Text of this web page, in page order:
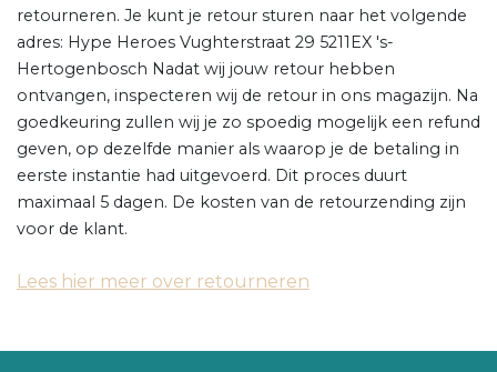
retourneren. Je kunt je retour sturen naar het volgende
adres: Hype Heroes Vughterstraat 29 5211EX 's-
Hertogenbosch Nadat wij jouw retour hebben
ontvangen, inspecteren wij de retour in ons magazijn. Na
goedkeuring zullen wij je zo spoedig mogelijk een refund
geven, op dezelfde manier als waarop je de betaling in
eerste instantie had uitgevoerd. Dit proces duurt
maximaal 5 dagen. De kosten van de retourzending zijn
voor de klant.
Lees hier meer over retourneren